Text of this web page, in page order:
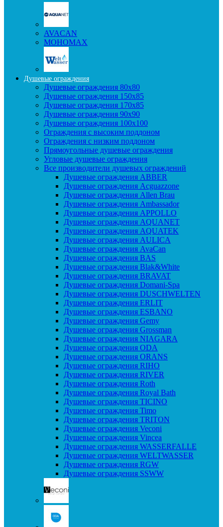
AVACAN
МОНОМАХ
Душевые ограждения
Душевые ограждения 80x80
Душевые ограждения 150x85
Душевые ограждения 170x85
Душевые ограждения 90x90
Душевые ограждения 100x100
Ограждения с высоким поддоном
Ограждения с низким поддоном
Прямоугольные душевые ограждения
Угловые душевые ограждения
Все производители душевых ограждений
Душевые ограждения ABBER
Душевые ограждения Acguazzone
Душевые ограждения Allen Brau
Душевые ограждения Ambassador
Душевые ограждения APPOLLO
Душевые ограждения AQUANET
Душевые ограждения AQUATEK
Душевые ограждения AULICA
Душевые ограждения AvaCan
Душевые ограждения BAS
Душевые ограждения Blak&White
Душевые ограждения BRAVAT
Душевые ограждения Domani-Spa
Душевые ограждения DUSCHWELTEN
Душевые ограждения ERLIT
Душевые ограждения ESBANO
Душевые ограждения Gemy
Душевые ограждения Grossman
Душевые ограждения NIAGARA
Душевые ограждения ODA
Душевые ограждения ORANS
Душевые ограждения RIHO
Душевые ограждения RIVER
Душевые ограждения Roth
Душевые ограждения Royal Bath
Душевые ограждения TICINO
Душевые ограждения Timo
Душевые ограждения TRITON
Душевые ограждения Veconi
Душевые ограждения Vincea
Душевые ограждения WASSERFALLE
Душевые ограждения WELTWASSER
Душевые ограждения RGW
Душевые ограждения SSWW